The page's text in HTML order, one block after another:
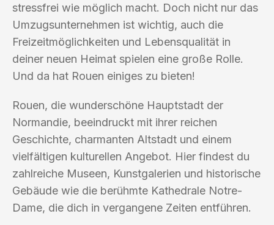
stressfrei wie möglich macht. Doch nicht nur das
Umzugsunternehmen ist wichtig, auch die
Freizeitmöglichkeiten und Lebensqualität in
deiner neuen Heimat spielen eine große Rolle.
Und da hat Rouen einiges zu bieten!
Rouen, die wunderschöne Hauptstadt der
Normandie, beeindruckt mit ihrer reichen
Geschichte, charmanten Altstadt und einem
vielfältigen kulturellen Angebot. Hier findest du
zahlreiche Museen, Kunstgalerien und historische
Gebäude wie die berühmte Kathedrale Notre-
Dame, die dich in vergangene Zeiten entführen.